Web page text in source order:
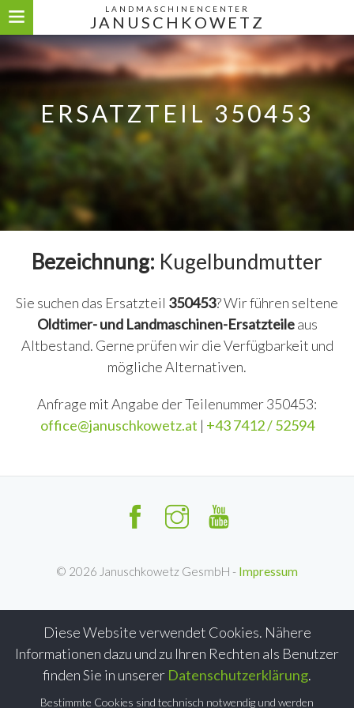
LANDMASCHINENCENTER
JANUSCHKOWETZ
Diese Website verwendet Cookies. Nähere
Informationen dazu und zu Ihren Rechten als Benutzer
finden Sie in unserer Datenschutzerklärung.
Bestimmte Cookies sind technisch notwendig und werden
ERSATZTEIL 350453
Bezeichnung: Kugelbundmutter
Sie suchen das Ersatzteil 350453? Wir führen seltene
Oldtimer- und Landmaschinen-Ersatzteileaus
Altbestand. Gerne prüfen wir die Verfügbarkeit und
mögliche Alternativen.
Anfrage mit Angabe der Teilenummer 350453:
office@januschkowetz.at | +43 7412 / 52594
© 2026 Januschkowetz GesmbH - Impressum